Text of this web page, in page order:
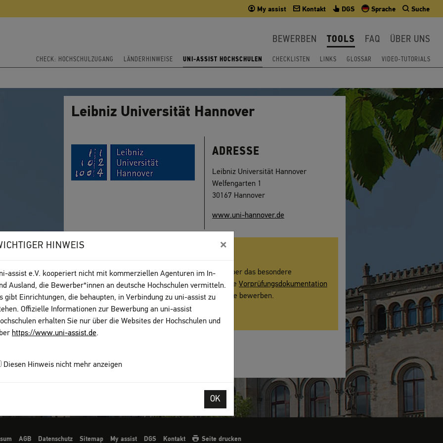
HINWEIS ×
assist e.V. kooperiert nicht mit kommerziellen Agenturen im In-
Ausland, die Bewerber*innen an deutsche Hochschulen vermitteln.
gibt Einrichtungen, die behaupten, in Verbindung zu uni-assist zu
Offizielle Informationen zur Bewerbung an uni-assist
erhalten Sie nur über die Websites der Hochschulen und
https://www.uni-assist.de.
Diesen Hinweis nicht mehr anzeigen
OK
My assist Kontakt DGS Sprache Suche
BEWERBEN TOOLS FAQ ÜBER UNS
CHECK: HOCHSCHULZUGANG LÄNDERHINWEISE UNI-ASSIST HOCHSCHULEN CHECKLISTEN LINKS GLOSSAR VIDEO-TUTORIALS
Leibniz Universität Hannover
ADRESSE
Leibniz Universität Hannover
Welfengarten 1
30167 Hannover
www.uni-hannover.de
HINWEIS
Bitte informieren Sie sich bei der Hochschule über das besondere
Bewerbungsverfahren. Sie erhalten von uns eine Vorprüfungsdokumentation
(VPD), mit der Sie sich direkt bei der Hochschule bewerben.
AGB Datenschutz Sitemap My assist DGS Kontakt Seite drucken